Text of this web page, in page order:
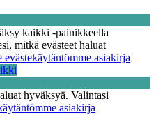
kaikki -painikkeella
mitkä evästeet haluat
evästekäytäntömme asiakirja
hyväksyä. Valintasi
asiakirja